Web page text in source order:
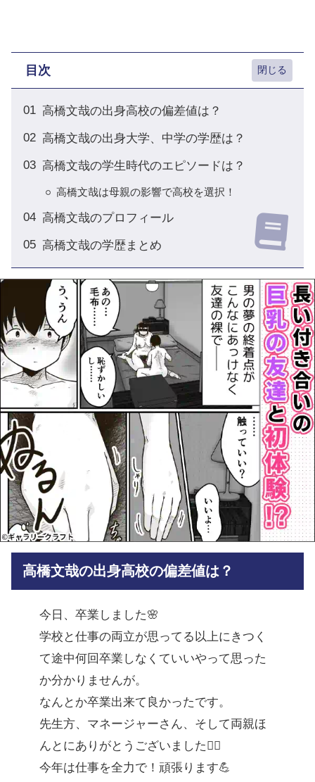
目次
高橋文哉の出身高校の偏差値は？
高橋文哉の出身大学、中学の学歴は？
高橋文哉の学生時代のエピソードは？
高橋文哉は母親の影響で高校を選択！
高橋文哉のプロフィール
高橋文哉の学歴まとめ
高橋文哉の出身高校の偏差値は？
今日、卒業しました🌸
学校と仕事の両立が思ってる以上にきつく
て途中何回卒業しなくていいやって思った
か分かりませんが。
なんとか卒業出来て良かったです。
先生方、マネージャーさん、そして両親ほ
んとにありがとうございました🙇‍♂️
今年は仕事を全力で！頑張ります💪